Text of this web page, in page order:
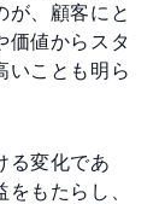
が、顧客にと
価値からスタ
いことも明ら
る変化であ
もたらし、